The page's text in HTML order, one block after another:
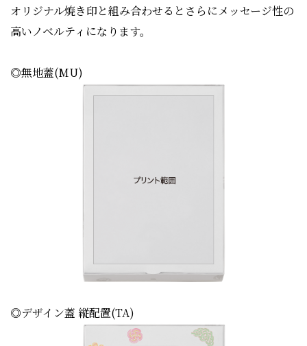
オリジナル焼き印と組み合わせるとさらにメッセージ性の
高いノベルティになります。
◎無地蓋(MU)
◎デザイン蓋 縦配置(TA)